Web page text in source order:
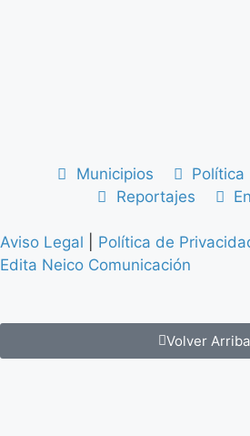
Municipios Política
Reportajes
Aviso Legal Política de
Edita Neico Comunicación
Volver Arriba